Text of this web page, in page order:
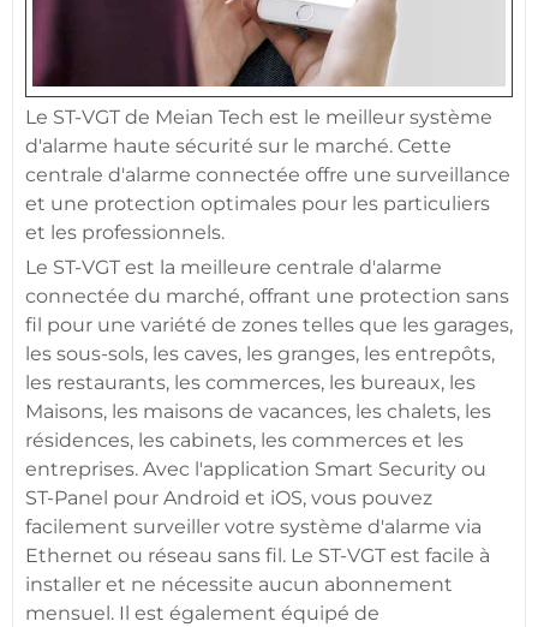
Le ST-VGT de Meian Tech est le meilleur système
d'alarme haute sécurité sur le marché. Cette
centrale d'alarme connectée offre une surveillance
et une protection optimales pour les particuliers
et les professionnels.
Le ST-VGT est la meilleure centrale d'alarme
connectée du marché, offrant une protection sans
fil pour une variété de zones telles que les garages,
les sous-sols, les caves, les granges, les entrepôts,
les restaurants, les commerces, les bureaux, les
Maisons, les maisons de vacances, les chalets, les
résidences, les cabinets, les commerces et les
entreprises. Avec l'application Smart Security ou
ST-Panel pour Android et iOS, vous pouvez
facilement surveiller votre système d'alarme via
Ethernet ou réseau sans fil. Le ST-VGT est facile à
installer et ne nécessite aucun abonnement
mensuel. Il est également équipé de